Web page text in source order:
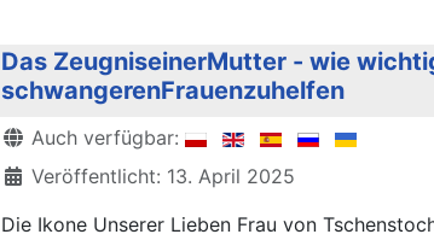
Das ZeugniseinerMutter - wie
schwangerenFrauenzuhelfen
Details
Auch verfügbar:
Veröffentlicht: 13. April 2025
Die Ikone Unserer Lieben Frau von